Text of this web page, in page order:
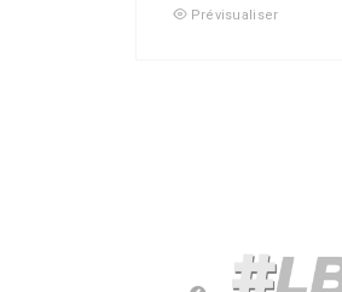
Prévisualiser